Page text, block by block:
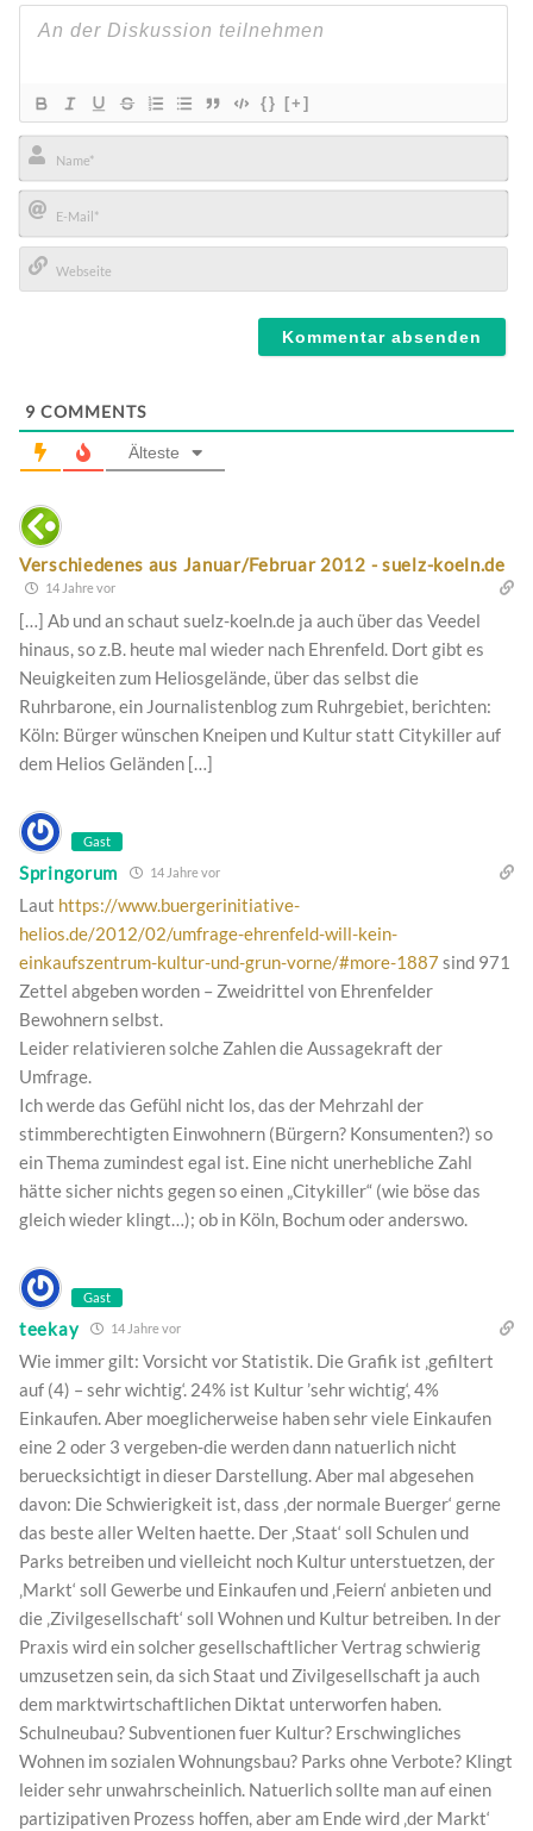
{} [+]
Name*
E-
Mail*
9 COMMENTS
Älteste
Verschiedenes aus Januar/Februar 2012 - suelz-koeln.de
14 Jahre vor
[…] Ab und an schaut suelz-koeln.de ja auch über das Veedel
hinaus, so z.B. heute mal wieder nach Ehrenfeld. Dort gibt es
Neuigkeiten zum Heliosgelände, über das selbst die
Ruhrbarone, ein Journalistenblog zum Ruhrgebiet, berichten:
Köln: Bürger wünschen Kneipen und Kultur statt Citykiller auf
dem Helios Geländen […]
Gast
Springorum 14 Jahre vor
Laut https://www.buergerinitiative-
helios.de/2012/02/umfrage-ehrenfeld-will-kein-
einkaufszentrum-kultur-und-grun-vorne/#more-1887sind 971
Zettel abgeben worden – Zweidrittel von Ehrenfelder
Bewohnern selbst.
Leider relativieren solche Zahlen die Aussagekraft der
Umfrage.
Ich werde das Gefühl nicht los, das der Mehrzahl der
stimmberechtigten Einwohnern (Bürgern? Konsumenten?) so
ein Thema zumindest egal ist. Eine nicht unerhebliche Zahl
hätte sicher nichts gegen so einen „Citykiller“ (wie böse das
gleich wieder klingt…); ob in Köln, Bochum oder anderswo.
Gast
teekay 14 Jahre vor
Wie immer gilt: Vorsicht vor Statistik. Die Grafik ist ‚gefiltert
auf (4) – sehr wichtig‘. 24% ist Kultur ’sehr wichtig‘, 4%
Einkaufen. Aber moeglicherweise haben sehr viele Einkaufen
eine 2 oder 3 vergeben-die werden dann natuerlich nicht
beruecksichtigt in dieser Darstellung. Aber mal abgesehen
davon: Die Schwierigkeit ist, dass ‚der normale Buerger‘ gerne
das beste aller Welten haette. Der ‚Staat‘ soll Schulen und
Parks betreiben und vielleicht noch Kultur unterstuetzen, der
‚Markt‘ soll Gewerbe und Einkaufen und ‚Feiern‘ anbieten und
die ‚Zivilgesellschaft‘ soll Wohnen und Kultur betreiben. In der
Praxis wird ein solcher gesellschaftlicher Vertrag schwierig
umzusetzen sein, da sich Staat und Zivilgesellschaft ja auch
dem marktwirtschaftlichen Diktat unterworfen haben.
Schulneubau? Subventionen fuer Kultur? Erschwingliches
Wohnen im sozialen Wohnungsbau? Parks ohne Verbote? Klingt
leider sehr unwahrscheinlich. Natuerlich sollte man auf einen
partizipativen Prozess hoffen, aber am Ende wird ‚der Markt‘